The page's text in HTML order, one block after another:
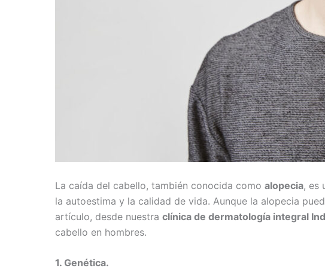
La caída del cabello, también conocida como alopecia, es
la autoestima y la calidad de vida. Aunque la alopecia
artículo, desde nuestra clínica de dermatología integral
cabello en hombres.
1. Genética.